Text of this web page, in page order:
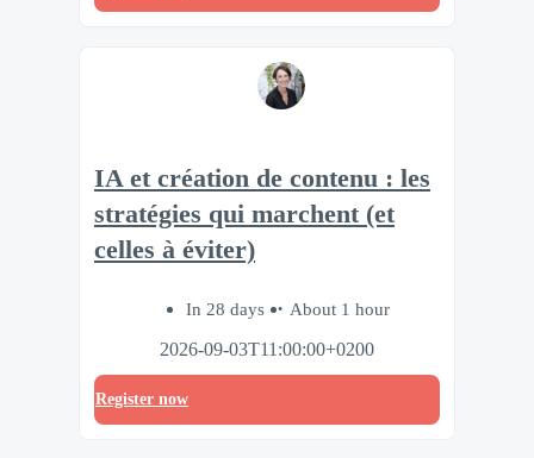
IA et création de contenu : les
stratégies qui marchent (et
celles à éviter)
In 28 days
About 1 hour
2026-09-03T11:00:00+0200
Register now